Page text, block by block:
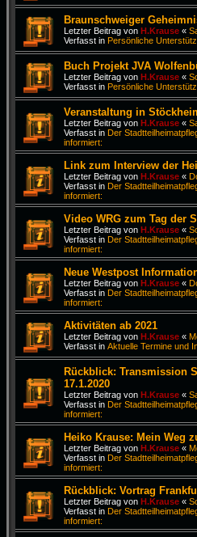
Braunschweiger
Letzter Beitrag von H.Krause «
Verfasst in Persönliche
Buch Projekt JVA
Letzter Beitrag von H.Krause «
Verfasst in Persönliche
Veranstaltung in
Letzter Beitrag von H.Krause «
Verfasst in Der
informiert:
Link zum Interview der
Letzter Beitrag von H.Krause «
Verfasst in Der
informiert:
Video WRG zum Tag der
Letzter Beitrag von H.Krause «
Verfasst in Der
informiert:
Neue Westpost
Letzter Beitrag von H.Krause «
Verfasst in Der
informiert:
Aktivitäten ab 2021
Letzter Beitrag von H.Krause «
Verfasst in Aktuelle Termine und
Rückblick: Transmission
17.1.2020
Letzter Beitrag von H.Krause «
Verfasst in Der
informiert:
Heiko Krause: Mein Weg
Letzter Beitrag von H.Krause «
Verfasst in Der
informiert:
Rückblick: Vortrag
Letzter Beitrag von H.Krause «
Verfasst in Der
informiert: